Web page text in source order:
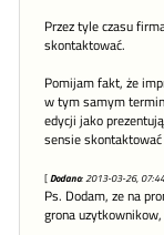
Przez tyle czasu
skontaktować.
Pomijam fakt, że
w tym samym
edycji jako
sensie skontaktować
[Dodano: 2013-03-26, 07:44
Ps. Dodam, ze na
grona